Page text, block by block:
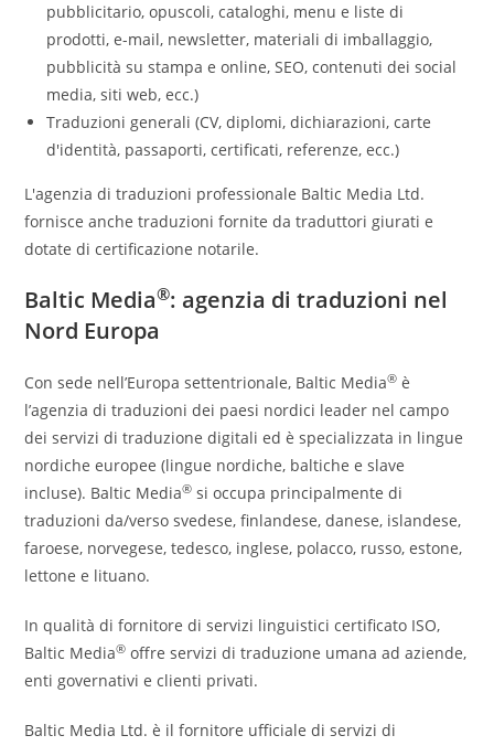
pubblicitario, opuscoli, cataloghi, menu e liste di
prodotti, e-mail, newsletter, materiali di imballaggio,
pubblicità su stampa e online, SEO, contenuti dei social
media, siti web, ecc.)
Traduzioni generali (CV, diplomi, dichiarazioni, carte
d'identità, passaporti, certificati, referenze, ecc.)
L'agenzia di traduzioni professionale Baltic Media Ltd.
fornisce anche traduzioni fornite da traduttori giurati e
dotate di certificazione notarile.
Baltic Media®: agenzia di traduzioni nel
Nord Europa
Con sede nell’Europa settentrionale, Baltic Media® è
l’agenzia di traduzioni dei paesi nordici leader nel campo
dei servizi di traduzione digitali ed è specializzata in lingue
nordiche europee (lingue nordiche, baltiche e slave
incluse). Baltic Media® si occupa principalmente di
traduzioni da/verso svedese, finlandese, danese, islandese,
faroese, norvegese, tedesco, inglese, polacco, russo, estone,
lettone e lituano.
In qualità di fornitore di servizi linguistici certificato ISO,
Baltic Media® offre servizi di traduzione umana ad aziende,
enti governativi e clienti privati.
Baltic Media Ltd. è il fornitore ufficiale di servizi di